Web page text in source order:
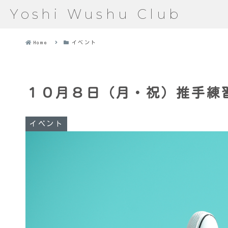
Yoshi Wushu Club
Home イベント
１０月８日（月・祝）推手練
イベント